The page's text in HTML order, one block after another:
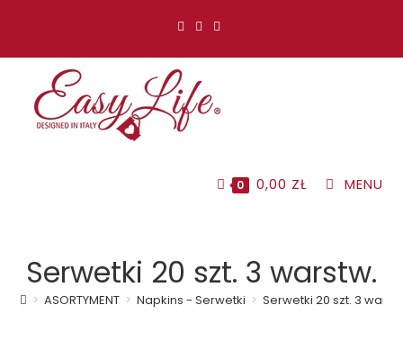
0 0,00 ZŁ MENU
Serwetki 20 szt. 3 warstw.
> ASORTYMENT > Napkins - Serwetki > Serwetki 20 szt. 3